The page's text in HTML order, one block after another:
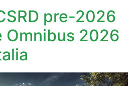
pre-2026
Omnibus 2026